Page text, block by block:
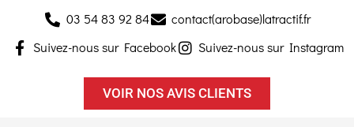
03 54 83 92 84
contact(arobase)latractif.fr
Suivez-nous sur Facebook
Suivez-nous sur Instagram
VOIR NOS AVIS CLIENTS